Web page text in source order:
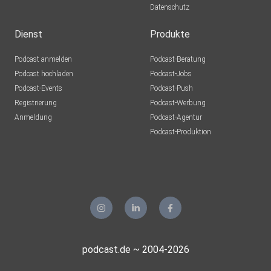
Datenschutz
Dienst
Podcast anmelden
Podcast hochladen
Podcast-Events
Registrierung
Anmeldung
Produkte
Podcast-Beratung
Podcast-Jobs
Podcast-Push
Podcast-Werbung
Podcast-Agentur
Podcast-Produktion
podcast.de ~ 2004-2026